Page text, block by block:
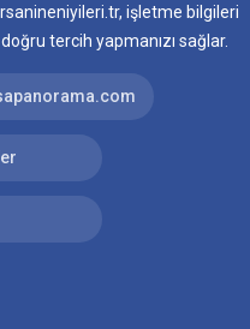
işletme bilgileri
tercih yapmanızı sağlar.